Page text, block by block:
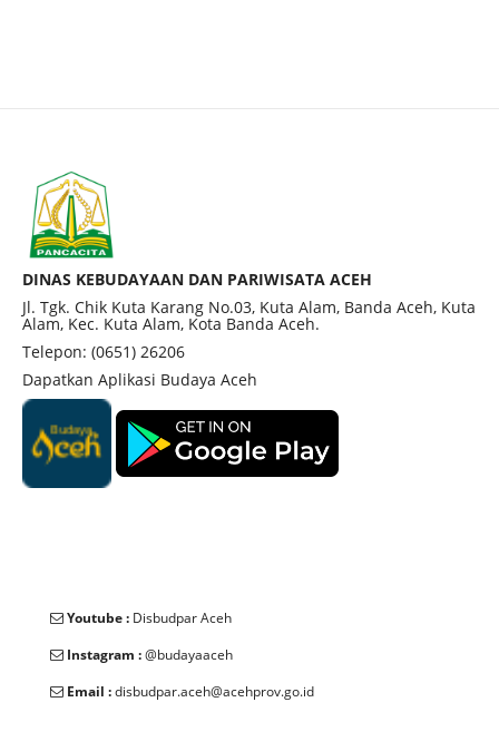
makamnya hingga saat ini. Lokasi makam Berada
di kawasan Awe Geutah, Aceh Besar.Berbentuk
silinder dengan atap pelana yang terbuat dari
daun rubia. Dinding cungkup makam memiliki
tinggi 1,10 meter. Di sekitar makam terdapat
makam keluarganya dan ornamen-ornamen yang
berbentuk pohon kalpataru di area gerbang
makam. Meskipun tidak ada tanggal pasti tahun
meninggalnya, makam ini masih menjadi salah
satu situs sejarah penting dan tempat wisata religi
yang sering diziarahi oleh masyarakat.
DINAS KEBUDAYAAN DAN PARIWISATA ACEH
Jl. Tgk. Chik Kuta Karang No.03, Kuta Alam, Banda Aceh, Kuta
Alam, Kec. Kuta Alam, Kota Banda Aceh.
Telepon: (0651) 26206
Dapatkan Aplikasi Budaya Aceh
Youtube : Disbudpar Aceh
Instagram :@budayaaceh
Email :disbudpar.aceh@acehprov.go.id